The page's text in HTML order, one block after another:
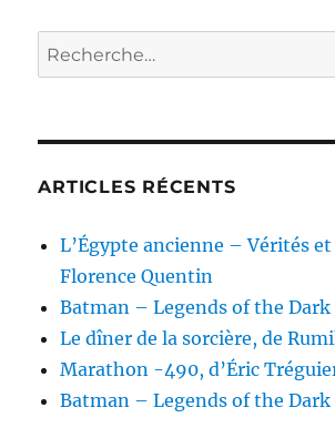
Recherche
pour :
ARTICLES RÉCENTS
L’Égypte ancienne – Vérités
Florence Quentin
Batman – Legends of the
Le dîner de la sorcière, de
Marathon -490, d’Éric
Batman – Legends of the